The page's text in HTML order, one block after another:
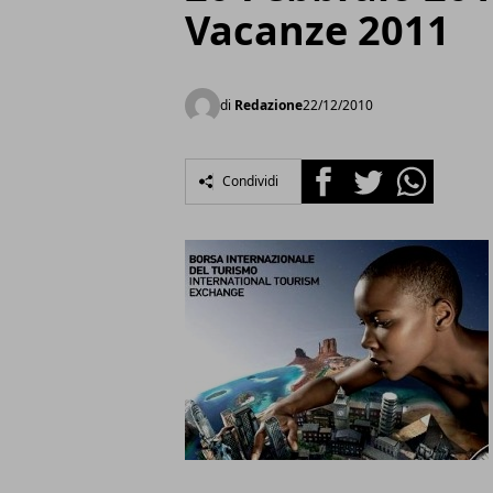
Vacanze 2011
di Redazione22/12/2010
Condividi FacebookTwitterWhatsapp